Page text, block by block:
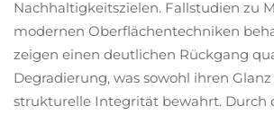
Nachhaltigkeitszielen. Fallstudien zu
modernen Oberflächentechniken
zeigen einen deutlichen Rückgang
Degradierung, was sowohl ihren
strukturelle Integrität bewahrt. Durch